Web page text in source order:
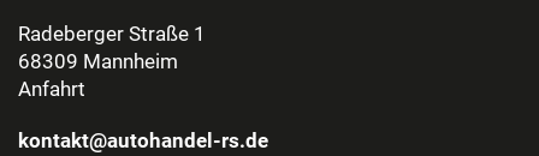
Radeberger Straße 1
68309 Mannheim
Anfahrt
kontakt@autohandel-rs.de